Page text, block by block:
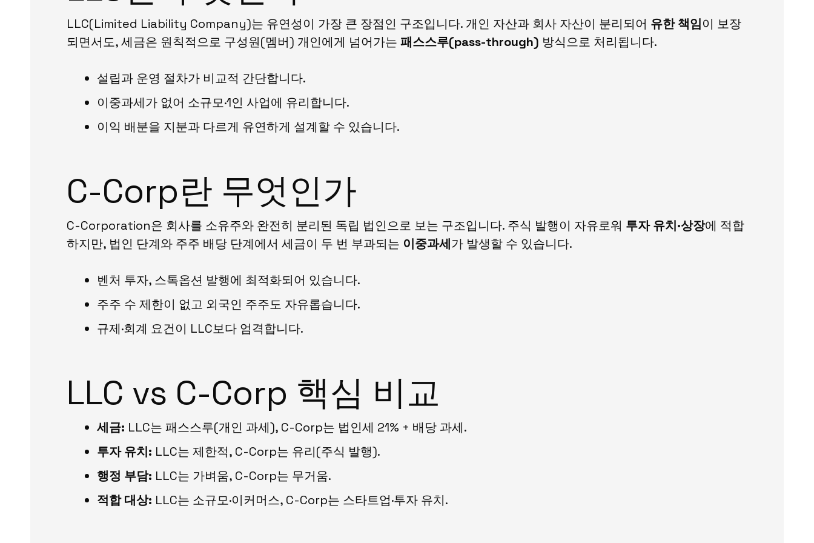
LLC(Limited Liability Company)는 유연성이 가장 큰 장점인 구조입니다. 개인 자산과 회사 자산이 분리되어 유한 책임이 보장
되면서도, 세금은 원칙적으로 구성원(멤버) 개인에게 넘어가는 패스스루(pass-through) 방식으로 처리됩니다.
설립과 운영 절차가 비교적 간단합니다.
이중과세가 없어 소규모·1인 사업에 유리합니다.
이익 배분을 지분과 다르게 유연하게 설계할 수 있습니다.
C-Corp란 무엇인가
C-Corporation은 회사를 소유주와 완전히 분리된 독립 법인으로 보는 구조입니다. 주식 발행이 자유로워 투자 유치·상장에 적합
하지만, 법인 단계와 주주 배당 단계에서 세금이 두 번 부과되는 이중과세가 발생할 수 있습니다.
벤처 투자, 스톡옵션 발행에 최적화되어 있습니다.
주주 수 제한이 없고 외국인 주주도 자유롭습니다.
규제·회계 요건이 LLC보다 엄격합니다.
LLC vs C-Corp 핵심 비교
세금: LLC는 패스스루(개인 과세), C-Corp는 법인세 21% + 배당 과세.
투자 유치: LLC는 제한적, C-Corp는 유리(주식 발행).
행정 부담: LLC는 가벼움, C-Corp는 무거움.
적합 대상: LLC는 소규모·이커머스, C-Corp는 스타트업·투자 유치.